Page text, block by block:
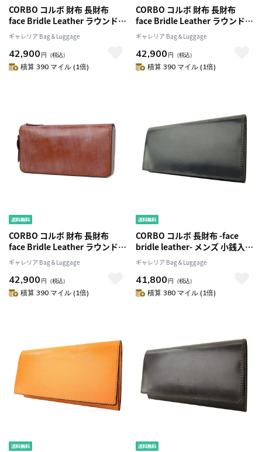
CORBO コルボ 財布 長財布
face Bridle Leather ラウンドフ
ァスナー メンズ レディース 長
サイフ1LD-0223
ギャレリア Bag＆Luggage
42,900 円 （税込）
積算 390 マイル (1倍)
CORBO コルボ 財布 長財布
face Bridle Leather ラウンドフ
ァスナー メンズ レディース 長
サイフ1LD-0223
ギャレリア Bag＆Luggage
42,900 円 （税込）
積算 390 マイル (1倍)
CORBO コルボ 財布 長財布
face Bridle Leather ラウンドフ
ァスナー メンズ レディース 長
サイフ1LD-0223
ギャレリア Bag＆Luggage
42,900 円 （税込）
積算 390 マイル (1倍)
CORBO コルボ 長財布 -face
bridle leather- メンズ 小銭入れ
なし 札入れ フェイスブライド
ルレザー 革1LD-0224
ギャレリア Bag＆Luggage
41,800 円 （税込）
積算 380 マイル (1倍)